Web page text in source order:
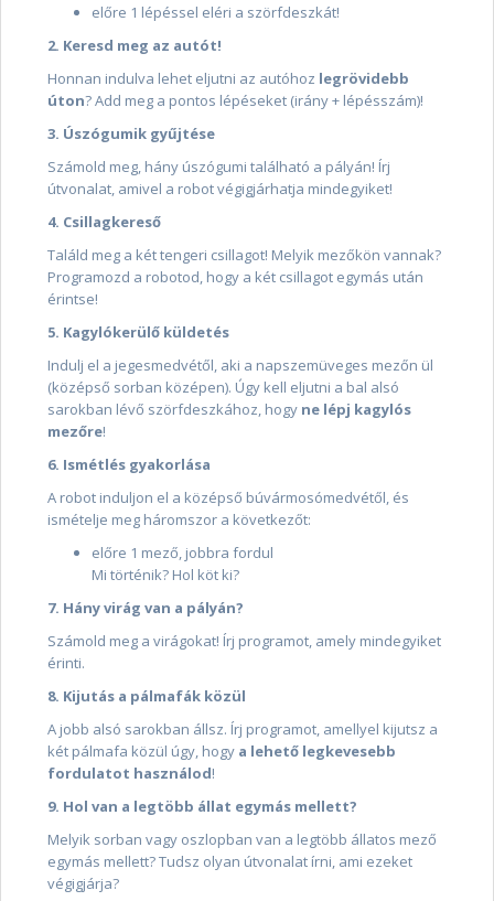
előre 1 lépéssel eléri a szörfdeszkát!
2. Keresd meg az autót!
Honnan indulva lehet eljutni az autóhoz legrövidebb
úton? Add meg a pontos lépéseket (irány + lépésszám)!
3. Úszógumik gyűjtése
Számold meg, hány úszógumi található a pályán! Írj
útvonalat, amivel a robot végigjárhatja mindegyiket!
4. Csillagkereső
Találd meg a két tengeri csillagot! Melyik mezőkön vannak?
Programozd a robotod, hogy a két csillagot egymás után
érintse!
5. Kagylókerülő küldetés
Indulj el a jegesmedvétől, aki a napszemüveges mezőn ül
(középső sorban középen). Úgy kell eljutni a bal alsó
sarokban lévő szörfdeszkához, hogy ne lépj kagylós
mezőre!
6. Ismétlés gyakorlása
A robot induljon el a középső búvármosómedvétől, és
ismételje meg háromszor a következőt:
előre 1 mező, jobbra fordul
Mi történik? Hol köt ki?
7. Hány virág van a pályán?
Számold meg a virágokat! Írj programot, amely mindegyiket
érinti.
8. Kijutás a pálmafák közül
A jobb alsó sarokban állsz. Írj programot, amellyel kijutsz a
két pálmafa közül úgy, hogy a lehető legkevesebb
fordulatot használod!
9. Hol van a legtöbb állat egymás mellett?
Melyik sorban vagy oszlopban van a legtöbb állatos mező
egymás mellett? Tudsz olyan útvonalat írni, ami ezeket
végigjárja?